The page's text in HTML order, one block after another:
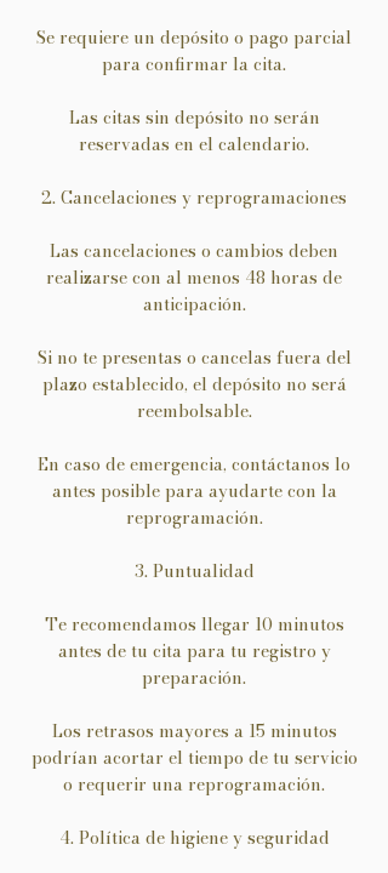
Se requiere un depósito o pago parcial
para confirmar la cita.
Las citas sin depósito no serán
reservadas en el calendario.
2. Cancelaciones y reprogramaciones
Las cancelaciones o cambios deben
realizarse con al menos 48 horas de
anticipación.
Si no te presentas o cancelas fuera del
plazo establecido, el depósito no será
reembolsable.
En caso de emergencia, contáctanos lo
antes posible para ayudarte con la
reprogramación.
3. Puntualidad
Te recomendamos llegar 10 minutos
antes de tu cita para tu registro y
preparación.
Los retrasos mayores a 15 minutos
podrían acortar el tiempo de tu servicio
o requerir una reprogramación.
4. Política de higiene y seguridad